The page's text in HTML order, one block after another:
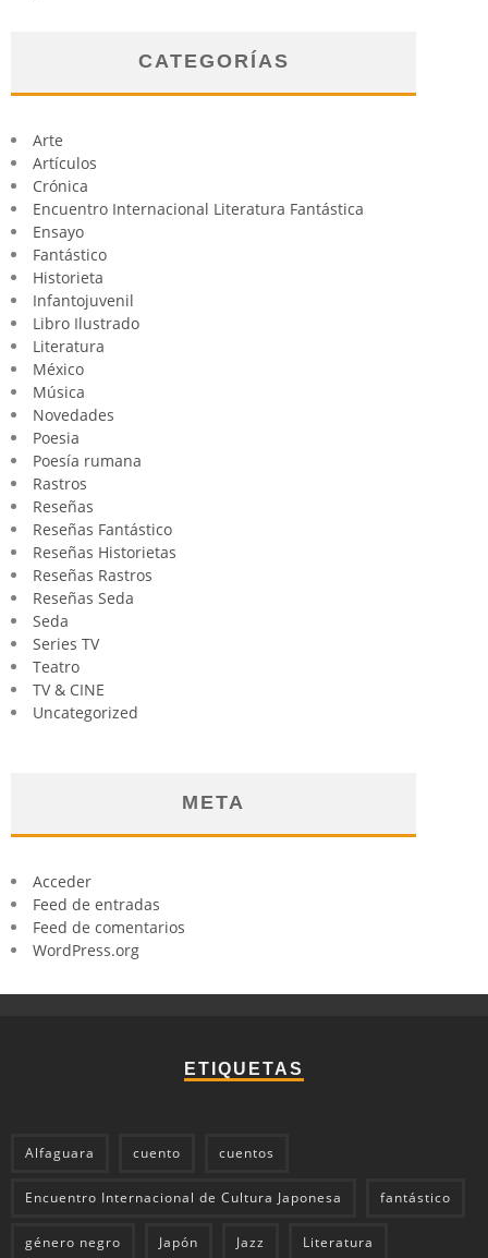
CATEGORÍAS
Arte
Artículos
Crónica
Encuentro Internacional Literatura Fantástica
Ensayo
Fantástico
Historieta
Infantojuvenil
Libro Ilustrado
Literatura
México
Música
Novedades
Poesia
Poesía rumana
Rastros
Reseñas
Reseñas Fantástico
Reseñas Historietas
Reseñas Rastros
Reseñas Seda
Seda
Series TV
Teatro
TV & CINE
Uncategorized
META
Acceder
Feed de entradas
Feed de comentarios
WordPress.org
ETIQUETAS
Alfaguara cuento cuentos
Encuentro Internacional de Cultura Japonesa fantástico
género negro Japón Jazz Literatura